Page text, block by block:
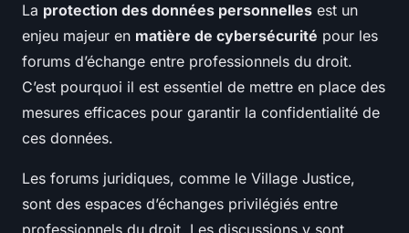
La protection des données personnelles est un
enjeu majeur en matière de cybersécurité pour les
forums d’échange entre professionnels du droit.
C’est pourquoi il est essentiel de mettre en place des
mesures efficaces pour garantir la confidentialité de
ces données.
Les forums juridiques, comme le Village Justice,
sont des espaces d’échanges privilégiés entre